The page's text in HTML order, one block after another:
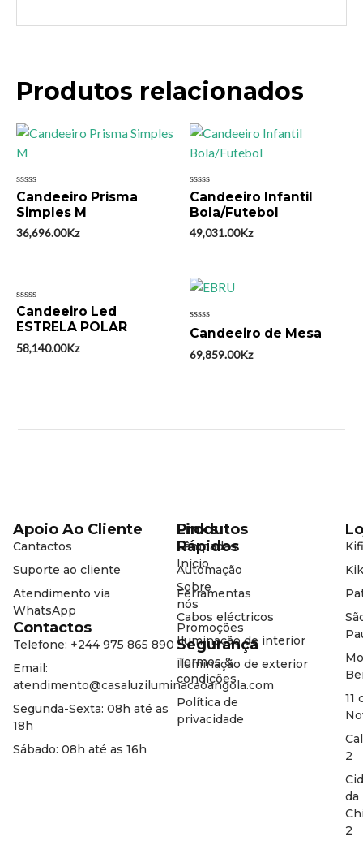
Produtos relacionados
Avaliação
0
de
5
Candeeiro Prisma
Simples M
36,696.00Kz
Avaliação
0
de
5
Candeeiro Infantil
Bola/Futebol
49,031.00Kz
Avaliação
0
de
5
Candeeiro Led
ESTRELA POLAR
58,140.00Kz
Avaliação
0
de
5
Candeeiro de Mesa
69,859.00Kz
11
2
da
2
Produtos
Lâmpadas
Automação
Ferramentas
Cabos eléctricos
Iluminação de interior
Iluminação de exterior
Links
Rápidos
Início
Sobre
nós
Promoções
Segurança
Termos &
condições
Política de
privacidade
Apoio Ao Cliente
Cantactos
Suporte ao cliente
Atendimento via
WhatsApp
Contactos
Telefone: +244 975 865 890
Email:
atendimento@casaluziluminacaoangola.com
Segunda-Sexta: 08h até as
18h
Sábado: 08h até as 16h